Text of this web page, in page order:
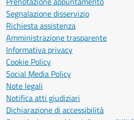
Segnalazione disservizio
Richiesta assistenza
Amministrazione trasparente
Informativa privacy
Cookie Policy
Social Media Policy
Note legali
Notifica atti giudiziari
Dichiarazione di accessibilità